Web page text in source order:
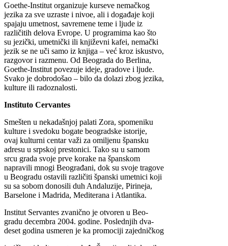
Goethe-Institut organizuje kurseve nemačkog
jezika za sve uzraste i nivoe, ali i događaje koji
spajaju umetnost, savremene teme i ljude iz
različitih delova Evrope. U programima kao što
su jezički, umetnički ili književni kafei, nemački
jezik se ne uči samo iz knjiga – već kroz iskustvo,
razgovor i razmenu. Od Beograda do Berlina,
Goethe-Institut povezuje ideje, gradove i ljude.
Svako je dobrodošao – bilo da dolazi zbog jezika,
kulture ili radoznalosti.
Instituto Cervantes
Smešten u nekadašnjoj palati Zora, spomeniku
kulture i svedoku bogate beogradske istorije,
ovaj kulturni centar važi za omiljenu špansku
adresu u srpskoj prestonici. Tako su u samom
srcu grada svoje prve korake na španskom
napravili mnogi Beograđani, dok su svoje tragove
u Beogradu ostavili različiti španski umetnici koji
su sa sobom donosili duh Andaluzije, Pirineja,
Barselone i Madrida, Mediterana i Atlantika.
Institut Servantes zvanično je otvoren u Beo-
gradu decembra 2004. godine. Poslednjih dva-
deset godina usmeren je ka promociji zajedničkog